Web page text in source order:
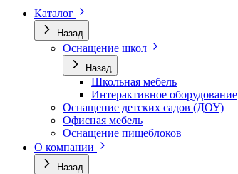
Каталог
Назад
Оснащение школ
Назад
Школьная мебель
Интерактивное оборудование
Оснащение детских садов (ДОУ)
Офисная мебель
Оснащение пищеблоков
О компании
Назад